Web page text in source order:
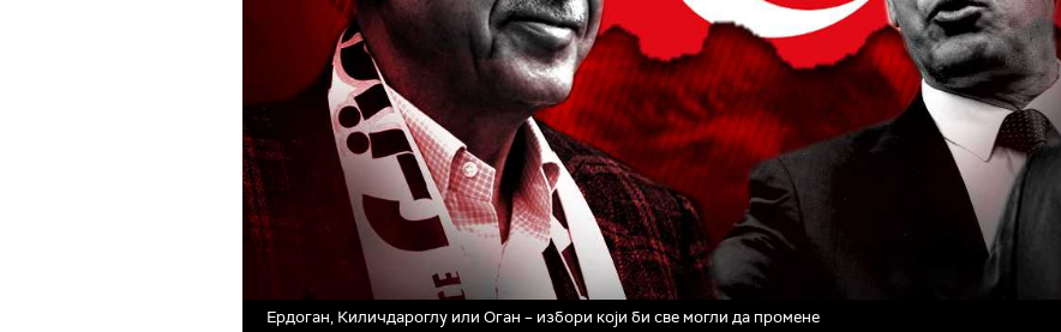
Ердоган, Киличдароглу или Оган – избори који би све могли да промене